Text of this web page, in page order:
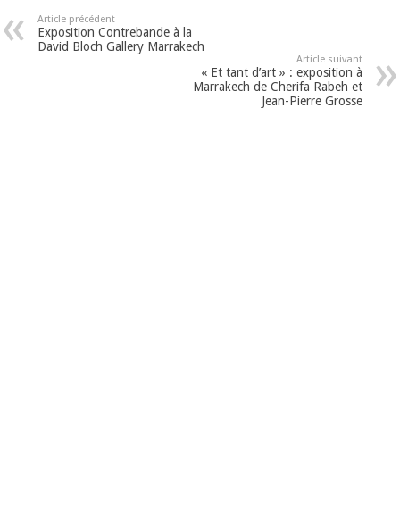
Article précédent
Exposition Contrebande à la
David Bloch Gallery Marrakech
Article suivant
« Et tant d’art » : exposition à
Marrakech de Cherifa Rabeh et
Jean-Pierre Grosse